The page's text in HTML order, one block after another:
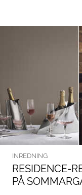
INREDNING
RESIDENCE-
PÅ